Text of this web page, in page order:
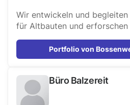
Wir entwickeln und
für Altbauten und
Portfolio von
Büro Balzereit